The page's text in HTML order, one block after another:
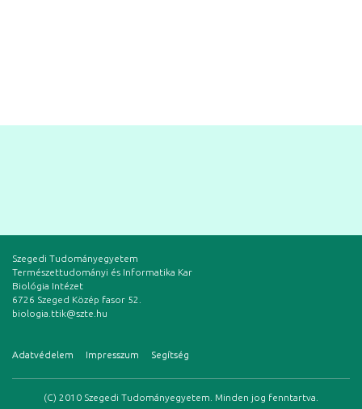
Szegedi Tudományegyetem
Természettudományi és Informatika Kar
Biológia Intézet
6726 Szeged Közép fasor 52.
biologia.ttik@szte.hu
Adatvédelem Impresszum Segítség
(C) 2010 Szegedi Tudományegyetem. Minden jog fenntartva.